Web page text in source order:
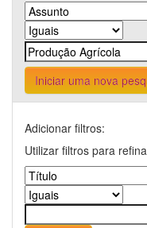
Iniciar uma nova
Adicionar filtros:
Utilizar filtros para